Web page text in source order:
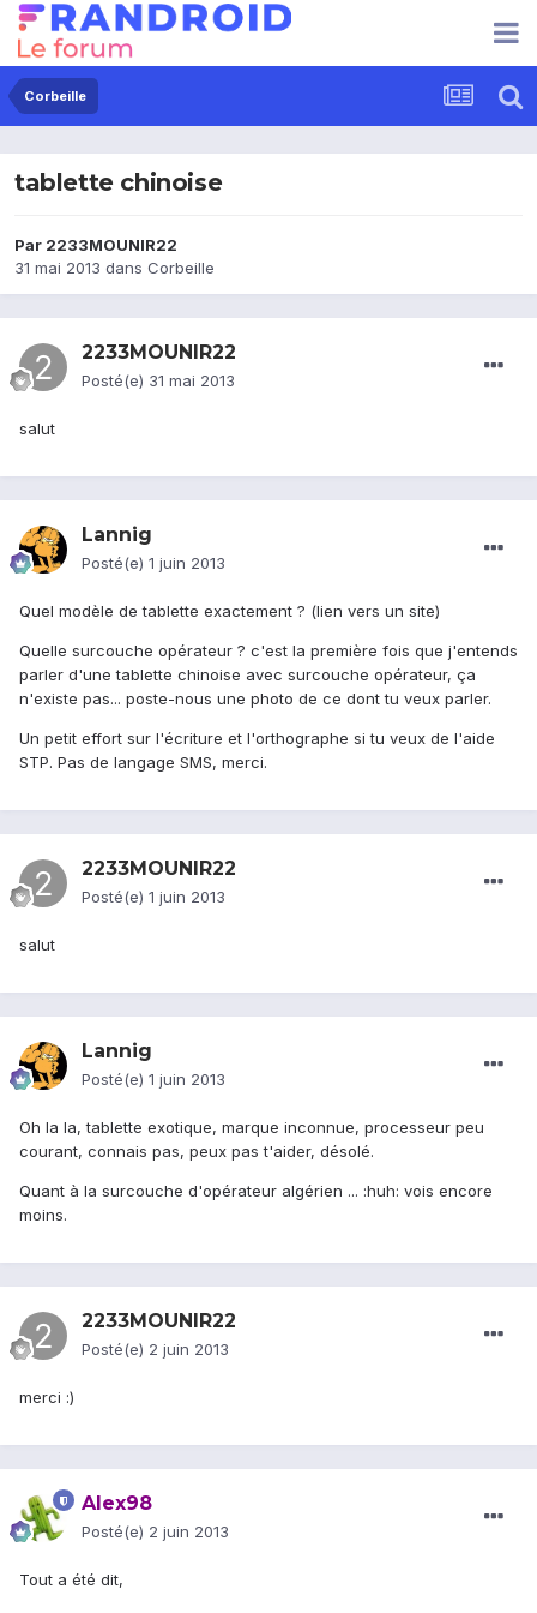
Corbeille
tablette chinoise
Par 2233MOUNIR22
31 mai 2013 dans Corbeille
2233MOUNIR22
Posté(e) 31 mai 2013
salut
Lannig
Posté(e) 1 juin 2013
Quel modèle de tablette exactement ? (lien vers un site)
Quelle surcouche opérateur ? c'est la première fois que j'entends
parler d'une tablette chinoise avec surcouche opérateur, ça
n'existe pas... poste-nous une photo de ce dont tu veux parler.
Un petit effort sur l'écriture et l'orthographe si tu veux de l'aide
STP. Pas de langage SMS, merci.
2233MOUNIR22
Posté(e) 1 juin 2013
salut
Lannig
Posté(e) 1 juin 2013
Oh la la, tablette exotique, marque inconnue, processeur peu
courant, connais pas, peux pas t'aider, désolé.
Quant à la surcouche d'opérateur algérien ... :huh: vois encore
moins.
2233MOUNIR22
Posté(e) 2 juin 2013
merci :)
Alex98
Posté(e) 2 juin 2013
Tout a été dit,